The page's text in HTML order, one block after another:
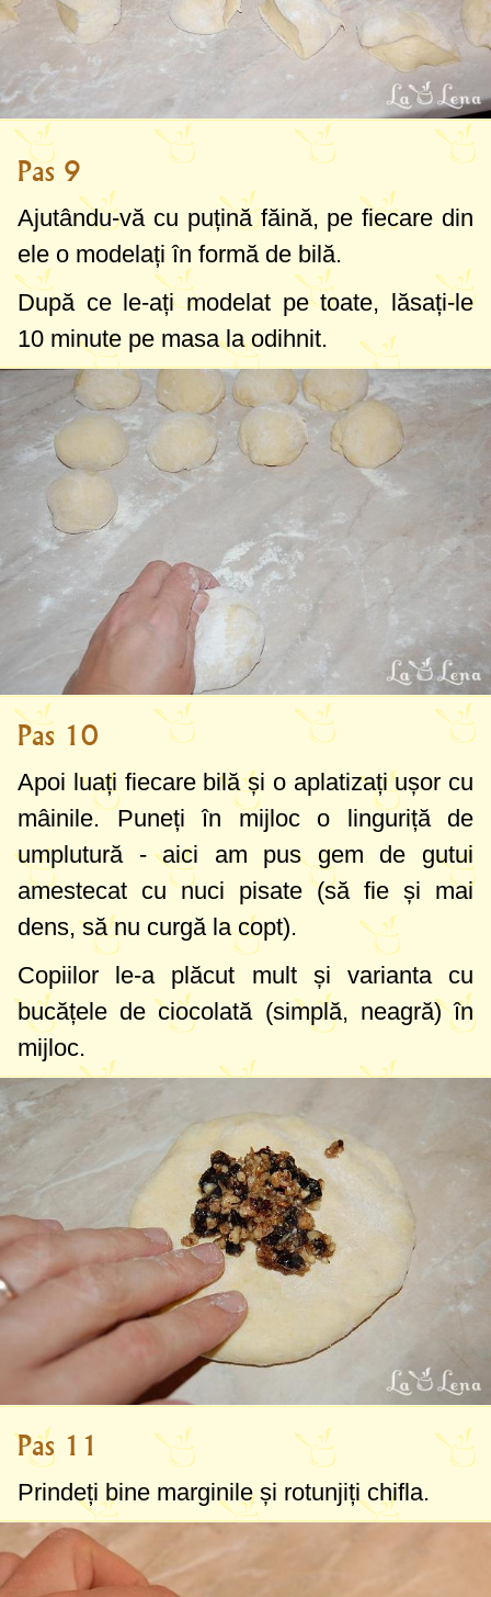
Pas 9
Ajutându-vă cu puțină făină, pe fiecare din
ele o modelați în formă de bilă.
După ce le-ați modelat pe toate, lăsați-le
10 minute pe masa la odihnit.
Pas 10
Apoi luați fiecare bilă și o aplatizați ușor cu
mâinile. Puneți în mijloc o linguriță de
umplutură - aici am pus gem de gutui
amestecat cu nuci pisate (să fie și mai
dens, să nu curgă la copt).
Copiilor le-a plăcut mult și varianta cu
bucățele de ciocolată (simplă, neagră) în
mijloc.
Pas 11
Prindeți bine marginile și rotunjiți chifla.